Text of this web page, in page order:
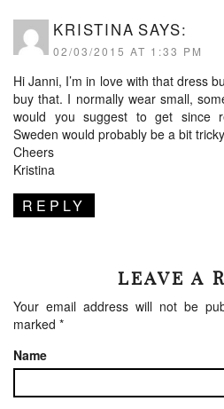
KRISTINA SAYS:
02/03/2015 AT 1:33 PM
Hi Janni, I’m in love with that dress
buy that. I normally wear small,
would you suggest to get since
Sweden would probably be a bit
Cheers
Kristina
REPLY
LEAVE A
Your email address will not be
marked *
Name